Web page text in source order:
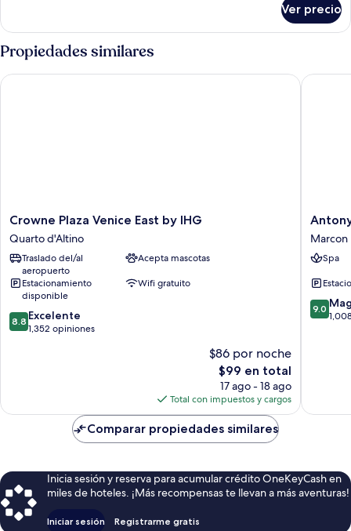
acceso
para
personas
discapacitadas
1
King
con
Ver precio
Propiedades similares
Crowne
Plaza
Venice
East
IHG
Quarto
d'Altino
Crowne Plaza Venice East by IHG
Quarto d'Altino
Traslado del/al
aeropuerto
Acepta mascotas
Estacionamiento
disponible
Wifi gratuito
8.8
de
8.8 Excelente
1,352 opiniones
$86 por noche
El
precio
actual
es
de
$99
$99 en total
17 ago - 18 ago
Total con impuestos y cargos
Crowne Plaza Venice East by IHG
Antony
Palace
Hotel
Marcon
Marcon
Spa
9.0
de
9.0
Antony
Comparar propiedades similares
Inicia sesión y reserva para acumular crédito OneKeyCash en
miles de hoteles. ¡Más recompensas te llevan a más aventuras!
Iniciar sesión Registrarme gratis